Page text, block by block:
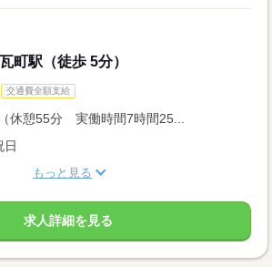
町駅（徒歩 5分）
交通費全額支給
休憩55分 実働時間7時間25...
日
もっと見る
求人詳細を見る